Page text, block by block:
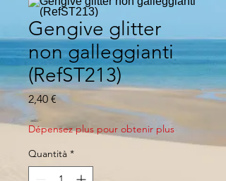
Gengive glitter
non galleggianti
(RefST213)
2,40 €Prezzo
Dépensez plus pour obtenir plus
Quantità *